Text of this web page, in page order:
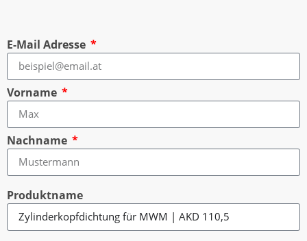
E-Mail Adresse
Vorname
Nachname
Produktname